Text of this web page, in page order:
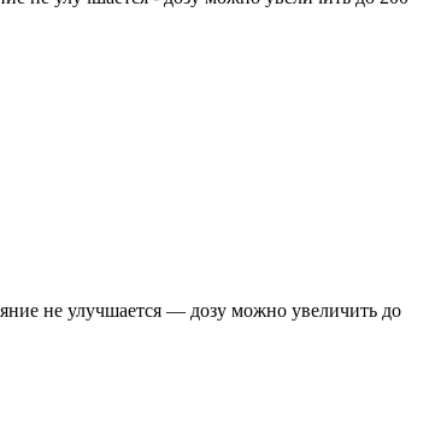
не улучшается — дозу можно увеличить до